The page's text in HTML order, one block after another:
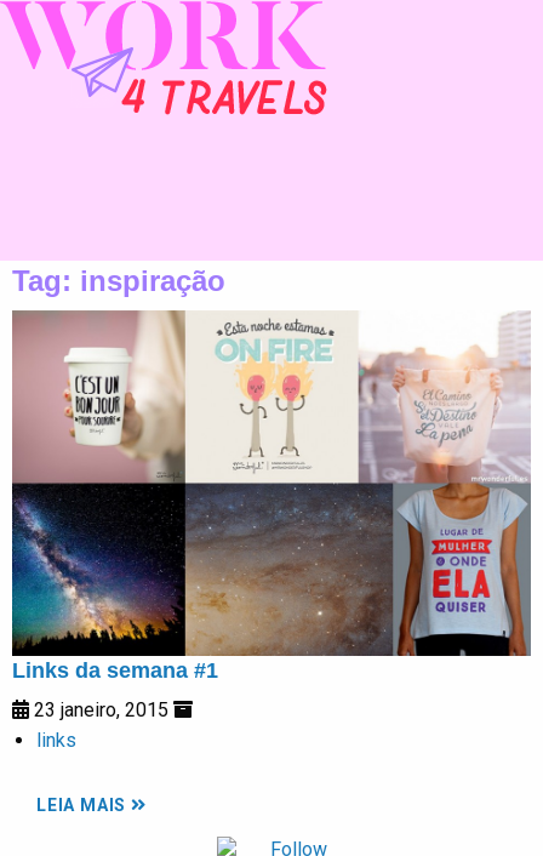
Tag: inspiração
Links da semana #1
23 janeiro, 2015
links
LEIA MAIS
Follow